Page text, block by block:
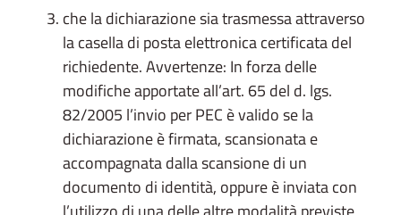
che la dichiarazione sia trasmessa attraverso
la casella di posta elettronica certificata del
richiedente. Avvertenze: In forza delle
modifiche apportate all’art. 65 del d. lgs.
82/2005 l’invio per PEC è valido se la
dichiarazione è firmata, scansionata e
accompagnata dalla scansione di un
documento di identità, oppure è inviata con